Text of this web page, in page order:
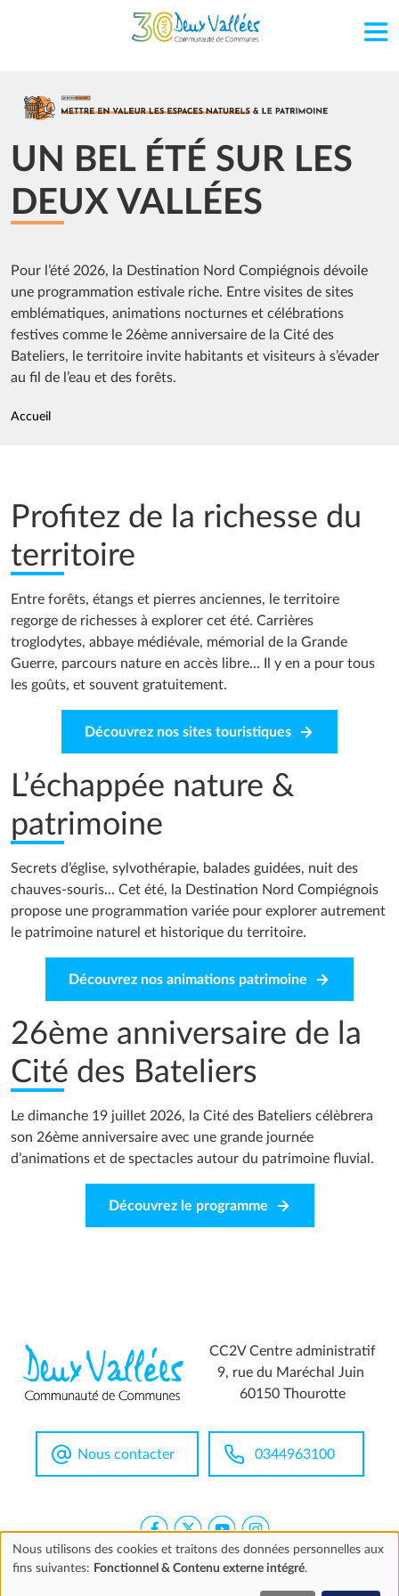
Aller au contenu principal
Image
UN BEL ÉTÉ SUR LES
DEUX VALLÉES
Pour l’été 2026, la Destination Nord Compiégnois dévoile
une programmation estivale riche. Entre visites de sites
emblématiques, animations nocturnes et célébrations
festives comme le 26ème anniversaire de la Cité des
Bateliers, le territoire invite habitants et visiteurs à s’évader
au fil de l’eau et des forêts.
Fil d'Ariane
Accueil
Profitez de la richesse du
territoire
Entre forêts, étangs et pierres anciennes, le territoire
regorge de richesses à explorer cet été. Carrières
troglodytes, abbaye médiévale, mémorial de la Grande
Guerre, parcours nature en accès libre... Il y en a pour tous
les goûts, et souvent gratuitement.
Découvrez nos sites touristiques
L’échappée nature &
patrimoine
Secrets d’église, sylvothérapie, balades guidées, nuit des
chauves-souris... Cet été, la Destination Nord Compiégnois
propose une programmation variée pour explorer autrement
le patrimoine naturel et historique du territoire.
Découvrez nos animations patrimoine
26ème anniversaire de la
Cité des Bateliers
Le dimanche 19 juillet 2026, la Cité des Bateliers célèbrera
son 26ème anniversaire avec une grande journée
d’animations et de spectacles autour du patrimoine fluvial.
Découvrez le programme
CC2V Centre administratif
9, rue du Maréchal Juin
60150 Thourotte
Nous contacter 0344963100
Accessibilité Marchés publics
Utilisation
Nous utilisons des cookies et traitons des données personnelles aux
fins suivantes: Fonctionnel & Contenu externe intégré.